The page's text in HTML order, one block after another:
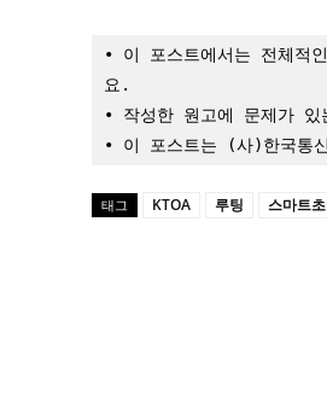
• 이 포스트에서는 전체적
요.
• 작성한 원고에 문제가
• 이 포스트는 (사)한국통
태그 KTOA 루팅 스마트